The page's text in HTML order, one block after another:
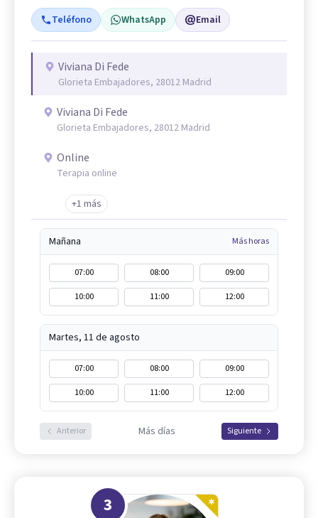
Teléfono WhatsApp Email
Viviana Di Fede
Glorieta Embajadores, 28012 Madrid
Viviana Di Fede
Glorieta Embajadores, 28012 Madrid
Online
Terapia online
+1 más
Mañana Más horas
07:00 08:00
09:00
10:00
11:00 12:00
Martes, 11 de agosto
07:00 08:00
09:00
10:00
11:00 12:00
Anterior Más días Siguiente
3